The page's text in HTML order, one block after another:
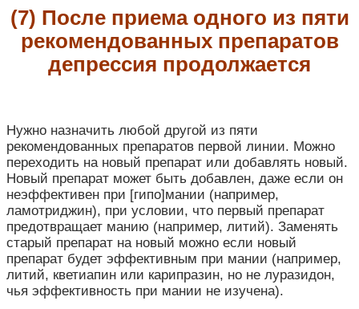
(7) После приема одного из пяти
рекомендованных препаратов
депрессия продолжается
Нужно назначить любой другой из пяти
рекомендованных препаратов первой линии. Можно
переходить на новый препарат или добавлять новый.
Новый препарат может быть добавлен, даже если он
неэффективен при [гипо]мании (например,
ламотриджин), при условии, что первый препарат
предотвращает манию (например, литий). Заменять
старый препарат на новый можно если новый
препарат будет эффективным при мании (например,
литий, кветиапин или карипразин, но не луразидон,
чья эффективность при мании не изучена).